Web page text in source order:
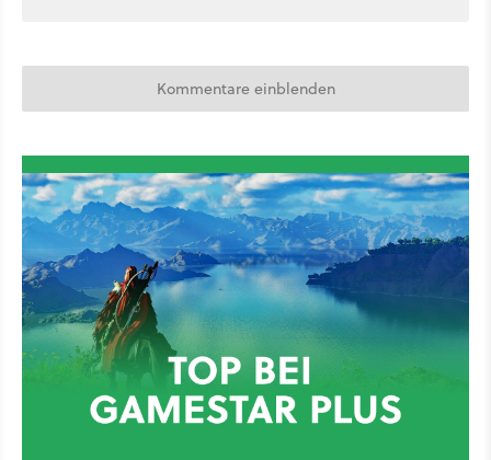
Kommentare einblenden